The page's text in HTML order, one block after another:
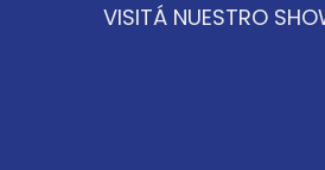
VISITÁ NUESTRO